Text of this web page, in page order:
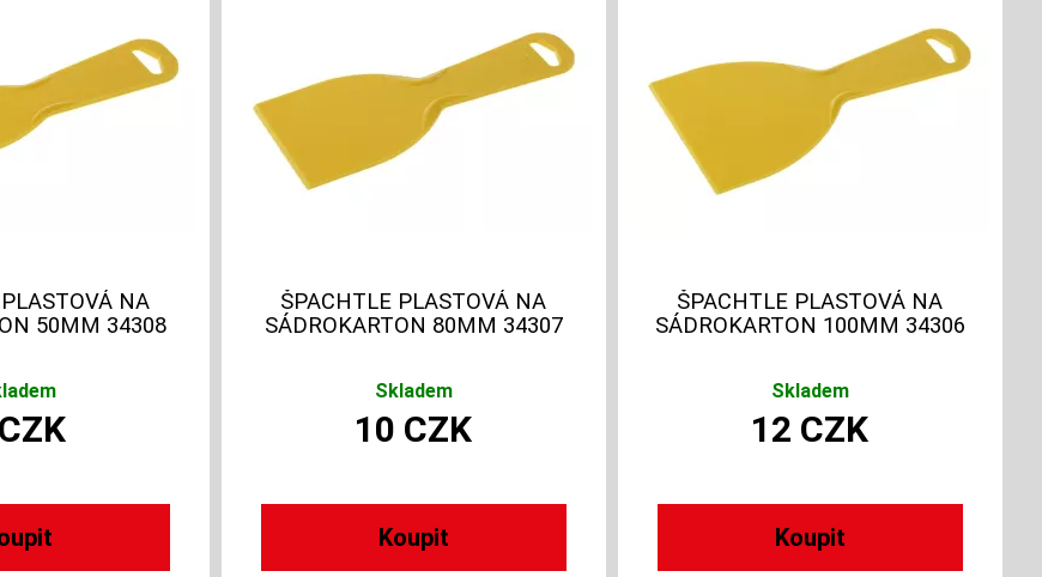
NA
50MM 34308
CZK
ŠPACHTLE PLASTOVÁ NA
SÁDROKARTON 80MM 34307
Skladem
10 CZK
ŠPACHTLE PLASTOVÁ NA
SÁDROKARTON 100MM 34306
Skladem
12 CZK